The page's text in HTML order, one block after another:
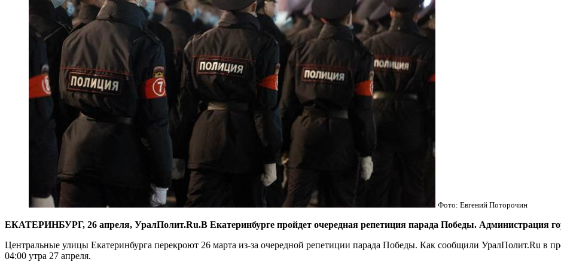
Фото: Евгений Поторочин
ЕКАТЕРИНБУРГ, 26 апреля, УралПолит.Ru.В Екатеринбурге пройдет очередная репетиция парада Победы. Администрация
Центральные улицы Екатеринбурга перекроют 26 марта из-за очередной репетиции парада Победы. Как сообщили УралПолит.Ru в
04:00 утра 27 апреля.